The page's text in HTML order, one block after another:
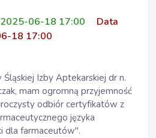
2025-06-18 17:00
Data
18 17:00
Izby Aptekarskiej dr n.
mam ogromną przyjemność
odbiór certyfikatów z
języka
dla farmaceutów".